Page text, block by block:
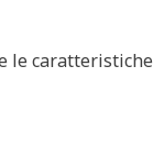
le caratteristiche